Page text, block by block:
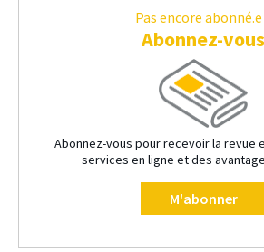
Pas encore abonné.e
Abonnez-vous
Abonnez-vous pour recevoir la revue
services en ligne et des
M'abonner